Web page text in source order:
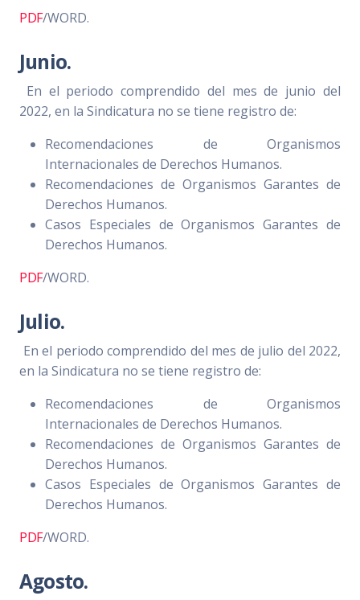
PDF/WORD.
Junio.
En el periodo comprendido del mes de junio del
2022, en la Sindicatura no se tiene registro de:
Recomendaciones de Organismos
Internacionales de Derechos Humanos.
Recomendaciones de Organismos Garantes de
Derechos Humanos.
Casos Especiales de Organismos Garantes de
Derechos Humanos.
PDF/WORD.
Julio.
En el periodo comprendido del mes de julio del 2022,
en la Sindicatura no se tiene registro de:
Recomendaciones de Organismos
Internacionales de Derechos Humanos.
Recomendaciones de Organismos Garantes de
Derechos Humanos.
Casos Especiales de Organismos Garantes de
Derechos Humanos.
PDF/WORD.
Agosto.